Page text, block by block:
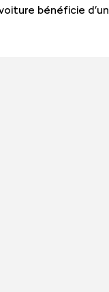
bénéficie d’un